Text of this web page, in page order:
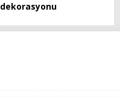
dekorasyonu